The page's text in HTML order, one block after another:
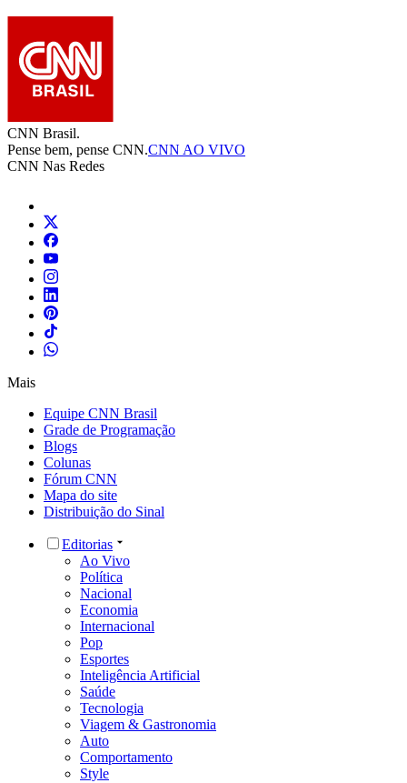
CNN Brasil.
Pense bem, pense CNN.CNN AO VIVO
CNN Nas Redes
Mais
Equipe CNN Brasil
Grade de Programação
Blogs
Colunas
Fórum CNN
Mapa do site
Distribuição do Sinal
Editorias
Ao Vivo
Política
Nacional
Economia
Internacional
Pop
Esportes
Inteligência Artificial
Saúde
Tecnologia
Viagem & Gastronomia
Auto
Comportamento
Style